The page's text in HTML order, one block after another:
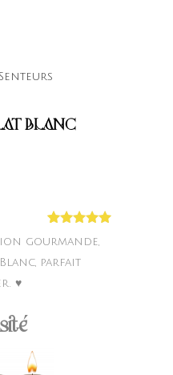
Senteurs
BLANC
sur 5
basé sur
gourmande,
parfait
♥